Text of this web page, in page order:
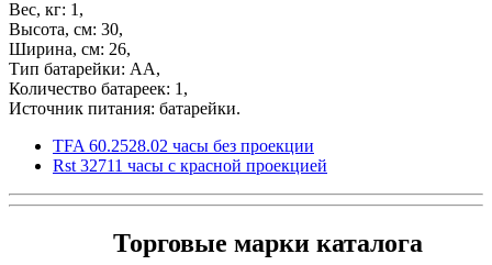
Вес, кг: 1,
Высота, см: 30,
Ширина, см: 26,
Тип батарейки: АА,
Количество батареек: 1,
Источник питания: батарейки.
TFA 60.2528.02 часы без проекции
Rst 32711 часы с красной проекцией
Торговые марки каталога